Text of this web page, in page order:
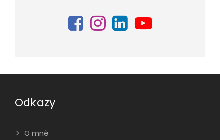
Odkazy
O mně